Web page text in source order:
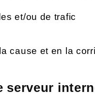
et/ou de trafic
cause et en la
serveur